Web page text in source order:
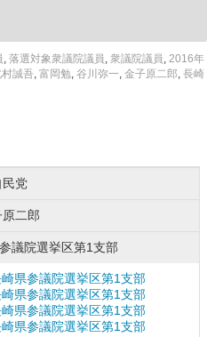
, 落選対象衆議院議員, 衆議院議員, 2016年
誠吾, 富岡勉, 谷川弥一, 金子原二郎, 長崎
民党
二郎
議院選挙区第1支部
県参議院選挙区第1支部
県参議院選挙区第1支部
県参議院選挙区第1支部
県参議院選挙区第1支部